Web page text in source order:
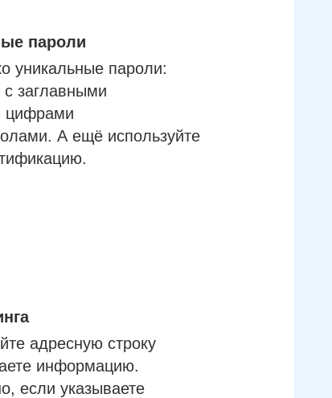
пароли
уникальные пароли:
заглавными
цифрами
А ещё используйте
адресную строку
информацию.
если указываете